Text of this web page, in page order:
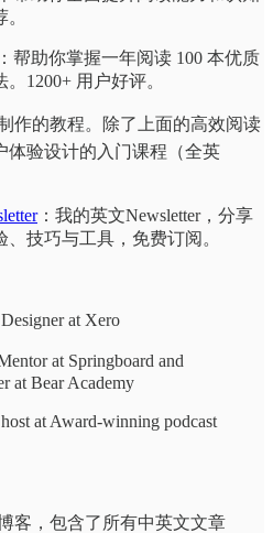
：帮助你掌握一年阅读 100 本优质
1200+ 用户好评。
作的教程。除了上面的高效阅读
体验设计的入门课程（全英
：我的英文Newsletter，分享
技巧与工具，免费订阅。
Designer at Xero
at Springboard and
at Bear Academy
host at Award-winning podcast
客，包含了所有中英文文章